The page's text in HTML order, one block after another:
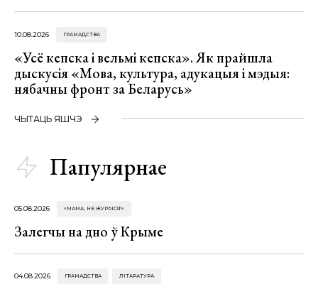
10.08.2026 ГРАМАДСТВА
«Усё кепска і вельмі кепска». Як прайшла
дыскусія «Мова, культура, адукацыя і мэдыя:
нябачны фронт за Беларусь»
ЧЫТАЦЬ ЯШЧЭ
Папулярнае
05.08.2026 «МАМА, НЕ ЖУРЫСЯ!»
Залегчы на дно ў Крыме
04.08.2026 ГРАМАДСТВА ЛІТАРАТУРА